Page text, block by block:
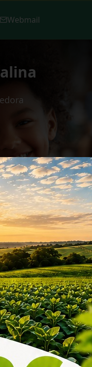
Webmail
Municipal
acessar a Lei